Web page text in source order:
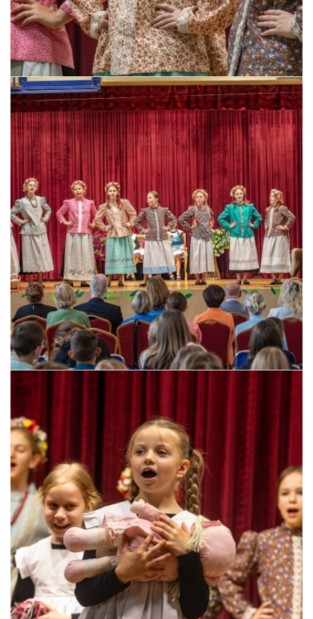
Pszczyna, 22 maja 2026 r.
Pszczyna, 22 maja 2026 r.